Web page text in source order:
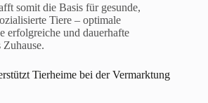
somit die Basis für gesunde,
Tiere – optimale
erfolgreiche und dauerhafte
Tierheime bei der Vermarktung